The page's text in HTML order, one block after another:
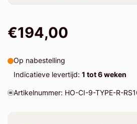
€194,00
Op nabestelling
Indicatieve levertijd: 1 tot 6 weken
Artikelnummer: HO-CI-9-TYPE-R-